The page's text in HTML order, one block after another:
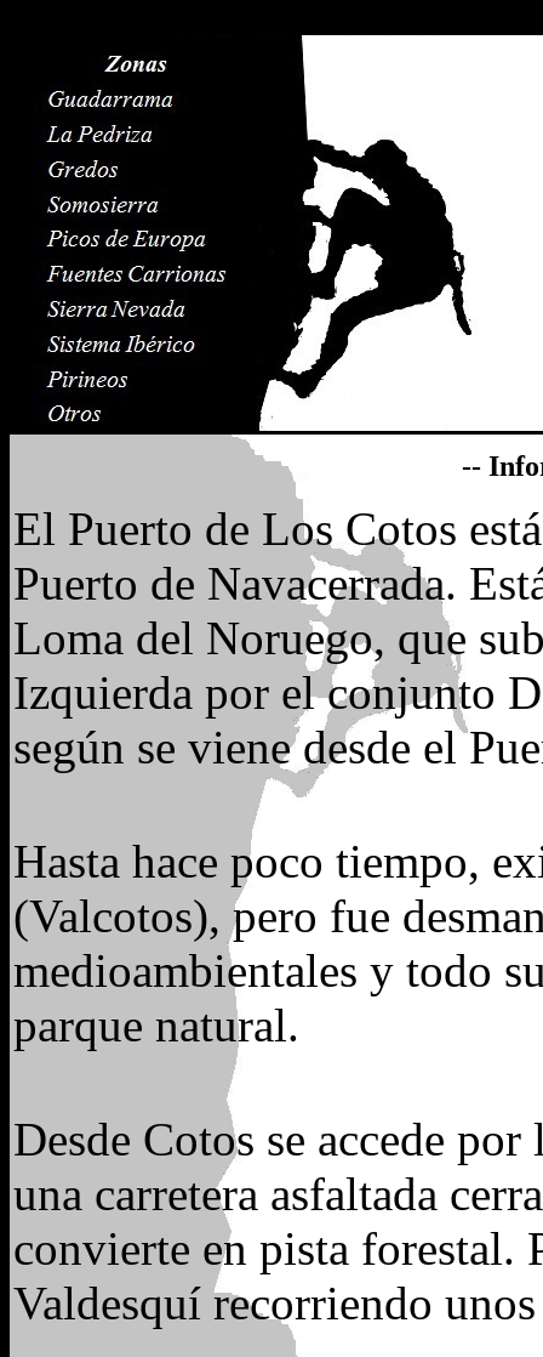
--
El Puerto de Los Cotos
Puerto de Navacerrada.
Loma del Noruego, que
Izquierda por el conjunto
según se viene desde el
Hasta hace poco tiempo,
(Valcotos), pero fue
medioambientales y todo
parque natural.
Desde Cotos se accede
una carretera asfaltada
convierte en pista forestal.
Valdesquí recorriendo